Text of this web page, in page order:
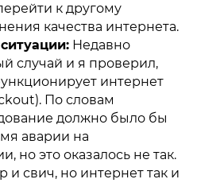
к другому
качества интернета.
Недавно
случай и я проверил,
интернет
По словам
должно было бы
аварии на
но это оказалось не так.
и свич, но интернет так и